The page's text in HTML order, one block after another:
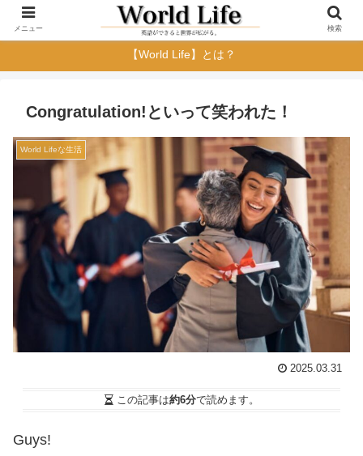
【World Life】とは？
Congratulation!といって笑われた！
World Lifeな生活
2025.03.31
この記事は約6分で読めます。
Guys!
メニュー 検索